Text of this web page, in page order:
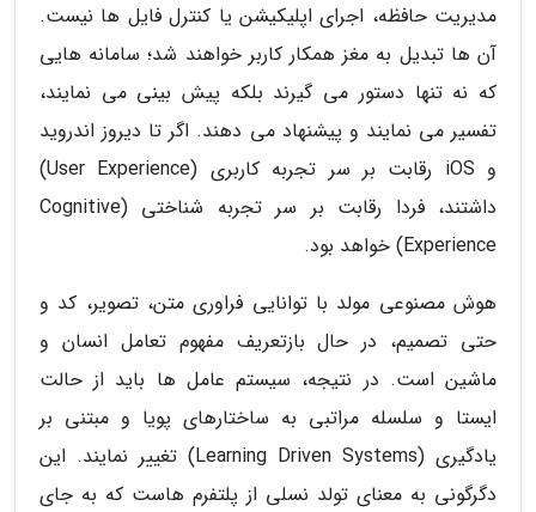
مدیریت حافظه، اجرای اپلیکیشن یا کنترل فایل ها نیست.
آن ها تبدیل به مغز همکار کاربر خواهند شد؛ سامانه هایی
که نه تنها دستور می گیرند بلکه پیش بینی می نمایند،
تفسیر می نمایند و پیشنهاد می دهند. اگر تا دیروز اندروید
و iOS رقابت بر سر تجربه کاربری (User Experience)
داشتند، فردا رقابت بر سر تجربه شناختی (Cognitive
Experience) خواهد بود.
هوش مصنوعی مولد با توانایی فراوری متن، تصویر، کد و
حتی تصمیم، در حال بازتعریف مفهوم تعامل انسان و
ماشین است. در نتیجه، سیستم عامل ها باید از حالت
ایستا و سلسله مراتبی به ساختارهای پویا و مبتنی بر
یادگیری (Learning Driven Systems) تغییر نمایند. این
دگرگونی به معنای تولد نسلی از پلتفرم هاست که به جای